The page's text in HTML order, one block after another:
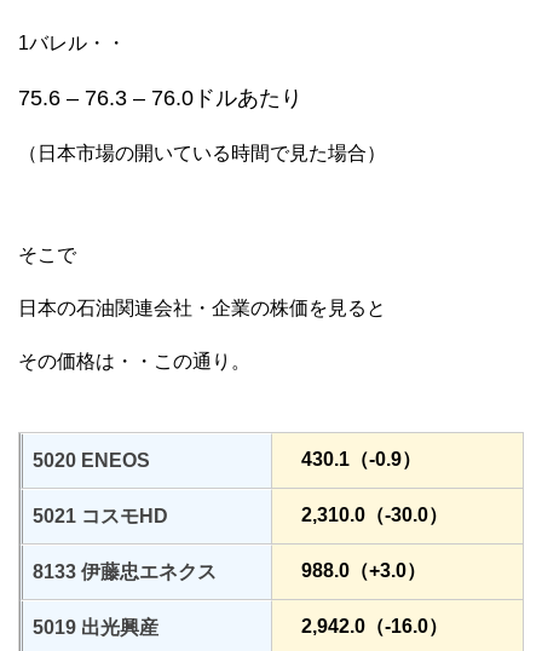
1バレル・・
75.6 – 76.3 – 76.0ドルあたり
（日本市場の開いている時間で見た場合）
そこで
日本の石油関連会社・企業の株価を見ると
その価格は・・この通り。
5020 ENEOS 430.1（-0.9）
5021 コスモHD 2,310.0（-30.0）
8133 伊藤忠エネクス 988.0（+3.0）
5019 出光興産 2,942.0（-16.0）